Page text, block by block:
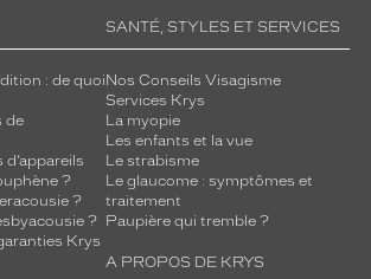
: de quoi
de
?
?
?
Krys
SANTÉ, STYLES ET SERVICES
Nos Conseils Visagisme
Services Krys
La myopie
Les enfants et la vue
Le strabisme
Le glaucome : symptômes et
traitement
Paupière qui tremble ?
A PROPOS DE KRYS